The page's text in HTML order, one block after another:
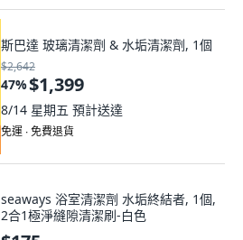
斯巴達 玻璃清潔劑 & 水垢清潔劑, 1個
$2,642
47%$1,399
8/14 星期五 預計送達
免運 ∙ 免費退貨
seaways 浴室清潔劑 水垢終結者, 1個,
2合1極淨縫隙清潔刷-白色